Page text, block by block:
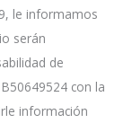
le informamos
serán
de
con la
información